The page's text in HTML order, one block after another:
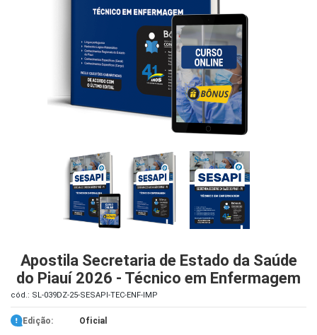
Apostila Secretaria de Estado da Saúde
do Piauí 2026 - Técnico em Enfermagem
cód.: SL-039DZ-25-SESAPI-TEC-ENF-IMP
Edição: Oficial